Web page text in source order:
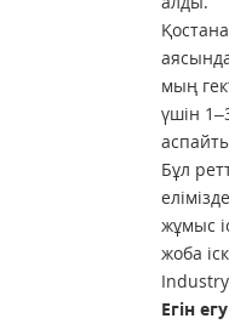
мың
үшін
Бұл
жұмыс
жоба
Егін